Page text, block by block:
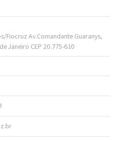
Fiocruz Av.Comandante Guaranys,
Janeiro CEP 20.775-610